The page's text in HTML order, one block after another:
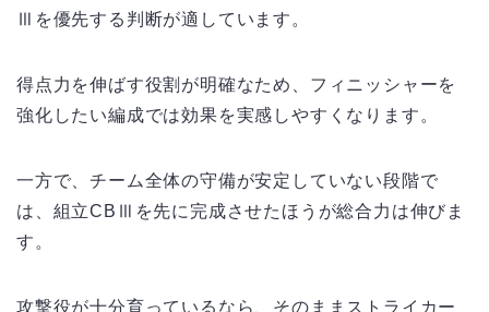
Ⅲを優先する判断が適しています。
得点力を伸ばす役割が明確なため、フィニッシャーを
強化したい編成では効果を実感しやすくなります。
一方で、チーム全体の守備が安定していない段階で
は、組立CBⅢを先に完成させたほうが総合力は伸びま
す。
攻撃役が十分育っているなら、そのままストライカー